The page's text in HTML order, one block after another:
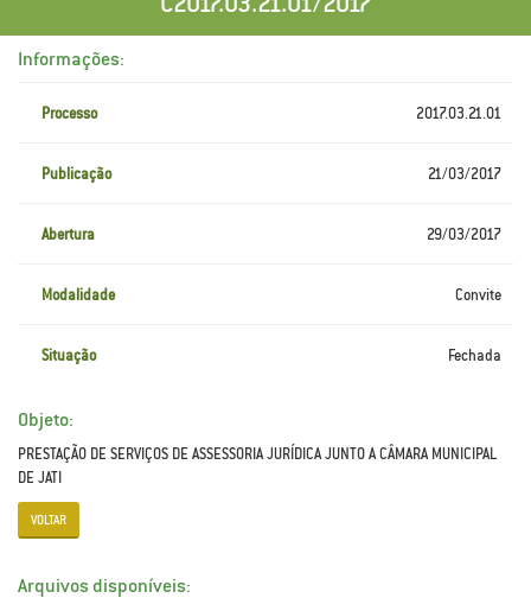
Informações:
Processo 2017.03.21.01
Publicação 21/03/2017
Abertura 29/03/2017
Modalidade Convite
Situação Fechada
Objeto:
PRESTAÇÃO DE SERVIÇOS DE ASSESSORIA JURÍDICA JUNTO A CÂMARA MUNICIPAL
DE JATI
VOLTAR
Arquivos disponíveis: